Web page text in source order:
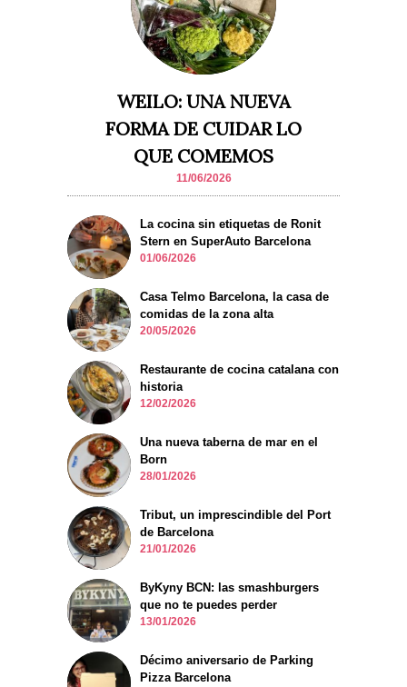
WEILO: UNA NUEVA
FORMA DE CUIDAR LO
QUE COMEMOS
11/06/2026
La cocina sin etiquetas de Ronit
Stern en SuperAuto Barcelona
01/06/2026
Casa Telmo Barcelona, la casa de
comidas de la zona alta
20/05/2026
Restaurante de cocina catalana con
historia
12/02/2026
Una nueva taberna de mar en el
Born
28/01/2026
Tribut, un imprescindible del Port
de Barcelona
21/01/2026
ByKyny BCN: las smashburgers
que no te puedes perder
13/01/2026
Décimo aniversario de Parking
Pizza Barcelona
personalizados.